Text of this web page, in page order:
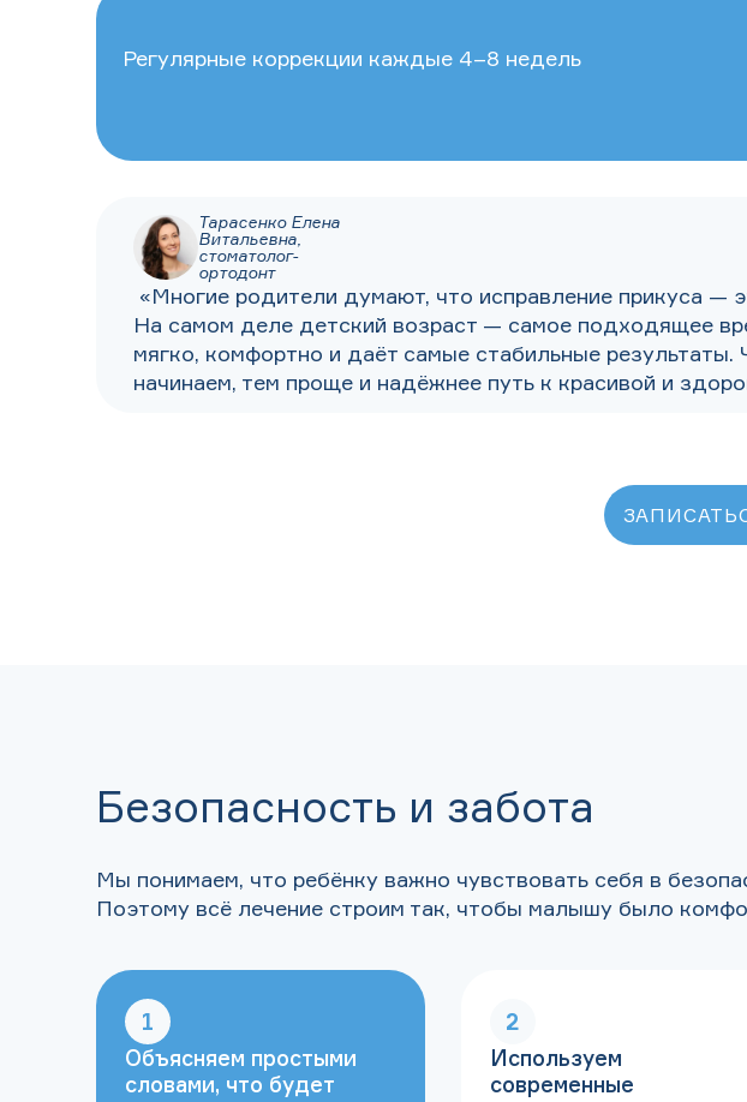
Регулярные коррекции каждые 4–8 недель
Тарасенко Елена
Витальевна,
стоматолог-
ортодонт
«Многие родители думают, что исправление прикуса —
На самом деле детский возраст — самое подходящее
мягко, комфортно и даёт самые стабильные
начинаем, тем проще и надёжнее путь к красивой и
Безопасность и забота
Мы понимаем, что ребёнку важно чувствовать себя в
Поэтому всё лечение строим так, чтобы малышу было
1
Объясняем простыми
словами, что будет
2
Используем
современные